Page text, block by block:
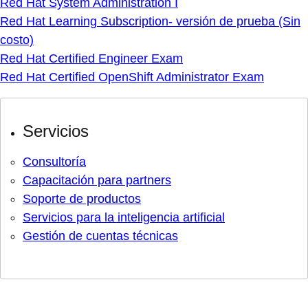
Red Hat System Administration I
Red Hat Learning Subscription- versión de prueba (Sin
costo)
Red Hat Certified Engineer Exam
Red Hat Certified OpenShift Administrator Exam
Servicios
Consultoría
Capacitación para partners
Soporte de productos
Servicios para la inteligencia artificial
Gestión de cuentas técnicas